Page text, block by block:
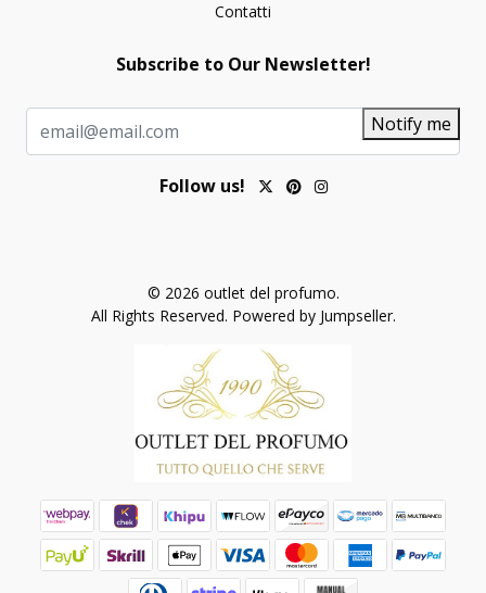
Contatti
Subscribe to Our Newsletter!
Notify me
Follow us!
© 2026 outlet del profumo.
All Rights Reserved. Powered by Jumpseller.